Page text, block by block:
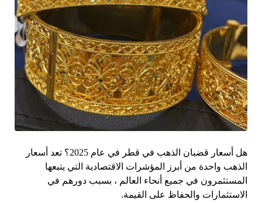
هل أسعار قضبان الذهب في قطر في عام 2025؟ تعد أسعار
الذهب واحدة من أبرز المؤشرات الاقتصادية التي يتبعها
المستثمرون في جميع أنحاء العالم ، بسبب دورهم في
الاستثمارات والحفاظ على القيمة.